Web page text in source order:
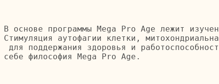
В основе программы Mega Pro Age лежит
Стимуляция аутофагии клетки,
для поддержания здоровья и
себе философия Mega Pro Age.